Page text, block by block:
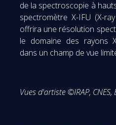
de la spectroscopie à
spectromètre X-IFU (X-
offrira une résolution
le domaine des rayons
dans un champ de vue
Vues d'artiste ©IRAP, CNES,